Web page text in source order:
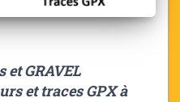
et GRAVEL
et traces GPX à